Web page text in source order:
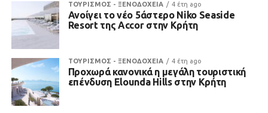
ΤΟΥΡΙΣΜΟΣ - ΞΕΝΟΔΟΧΕΙΑ 4 έτη ago
Ανοίγει το νέο 5άστερο Niko Seaside
Resort της Accor στην Κρήτη
ΤΟΥΡΙΣΜΟΣ - ΞΕΝΟΔΟΧΕΙΑ 4 έτη ago
Προχωρά κανονικά η μεγάλη τουριστική
επένδυση Elounda Hills στην Κρήτη